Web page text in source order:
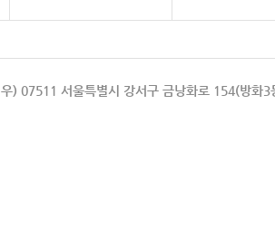
우) 07511 서울특별시 강서구 금낭화로 154(방화3